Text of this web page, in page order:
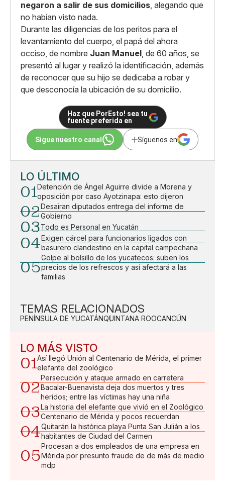
negaron a salir de sus domicilios, alegando que
no habían visto nada.
Durante las diligencias de los peritos para el
levantamiento del cuerpo, el papá del ahora
occiso, de nombre Juan Manuel, de 60 años, se
presentó al lugar y realizó la identificación, además
de reconocer que su hijo se dedicaba a robar y
que desconocía la ubicación de su domicilio.
Haz que PorEsto! sea tu
fuente preferida en
Sigue nuestro canal Síguenos en
LO ÚLTIMO
01Detención de Ángel Aguirre divide a Morena y
oposición por caso Ayotzinapa: esto dijeron
02Desairan diputados entrega del informe de
Gobierno
03Todo es Personal en Yucatán
04Exigen cárcel para funcionarios ligados con
basurero clandestino en la capital campechana
05
Golpe al bolsillo de los yucatecos: suben los
precios de los refrescos y así afectará a las
familias
TEMAS RELACIONADOS
PENÍNSULA DE YUCATÁNQUINTANA ROOCANCÚN
LO MÁS VISTO
01Así llegó Unión al Centenario de Mérida, el primer
elefante del zoológico
02
Persecución y ataque armado en carretera
Bacalar-Buenavista deja dos muertos y tres
heridos; entre las víctimas hay una niña
03La historia del elefante que vivió en el Zoológico
Centenario de Mérida y pocos recuerdan
04Quitarán la histórica playa Punta San Julián a los
habitantes de Ciudad del Carmen
05
Procesan a dos empleados de una empresa en
Mérida por presunto fraude de de más de medio
mdp